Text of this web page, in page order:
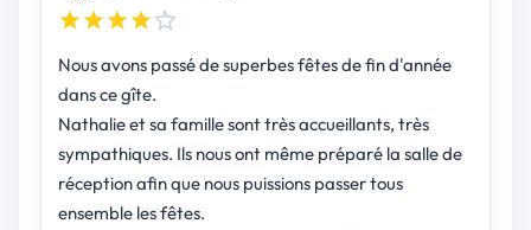
Nous avons passé de superbes fêtes de fin d'année
dans ce gîte.
Nathalie et sa famille sont très accueillants, très
sympathiques. Ils nous ont même préparé la salle de
réception afin que nous puissions passer tous
ensemble les fêtes.